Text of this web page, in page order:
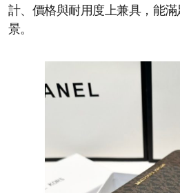
計、價格與耐用度上兼具，能
景。